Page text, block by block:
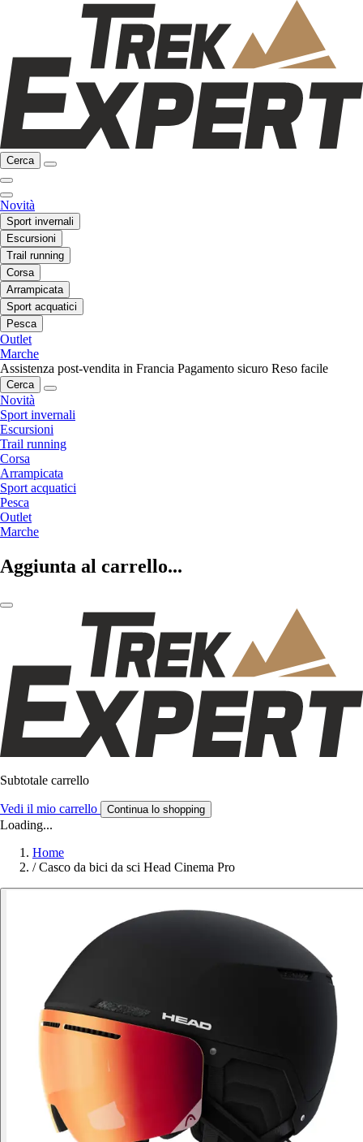
Cerca
Novità
Sport invernali
Escursioni
Trail running
Corsa
Arrampicata
Sport acquatici
Pesca
Outlet
Marche
Assistenza post-vendita in Francia Pagamento sicuro Reso facile
Cerca
Novità
Sport invernali
Escursioni
Trail running
Corsa
Arrampicata
Sport acquatici
Pesca
Outlet
Marche
Aggiunta al carrello...
Subtotale carrello
Vedi il mio carrello Continua lo shopping
Loading...
Home
/ Casco da bici da sci Head Cinema Pro